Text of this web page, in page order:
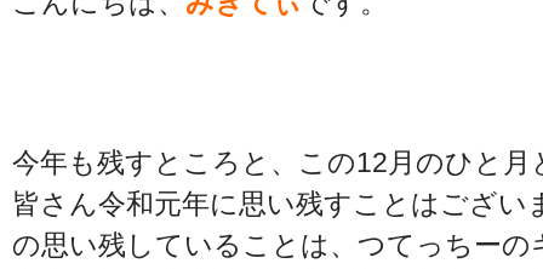
今年も残すところと、この12月のひと
皆さん令和元年に思い残すことはござい
の思い残していることは、つてっちー